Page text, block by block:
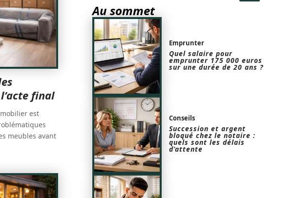
final
est
meubles avant
Au sommet
Emprunter
Quel salaire pour
emprunter 175 000 euros
sur une durée de 20 ans ?
Conseils
Succession et argent
bloqué chez le notaire :
quels sont les délais
d’attente